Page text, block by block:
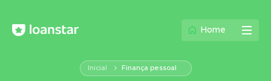
Home
Inicial Finança pessoal